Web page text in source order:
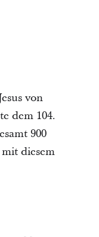
von
dem 104.
900
diesem